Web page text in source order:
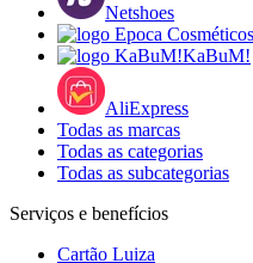
Netshoes
KaBuM!
AliExpress
Todas as marcas
Todas as categorias
Todas as subcategorias
Serviços e benefícios
Cartão Luiza